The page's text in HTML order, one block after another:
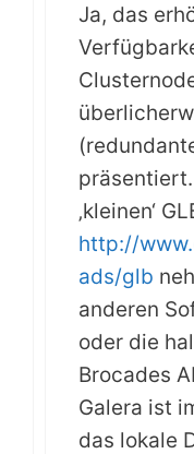
Ja, das
‚kleinen‘
http://
ads/glb
anderen
oder die
Brocades
Galera ist
das lokale